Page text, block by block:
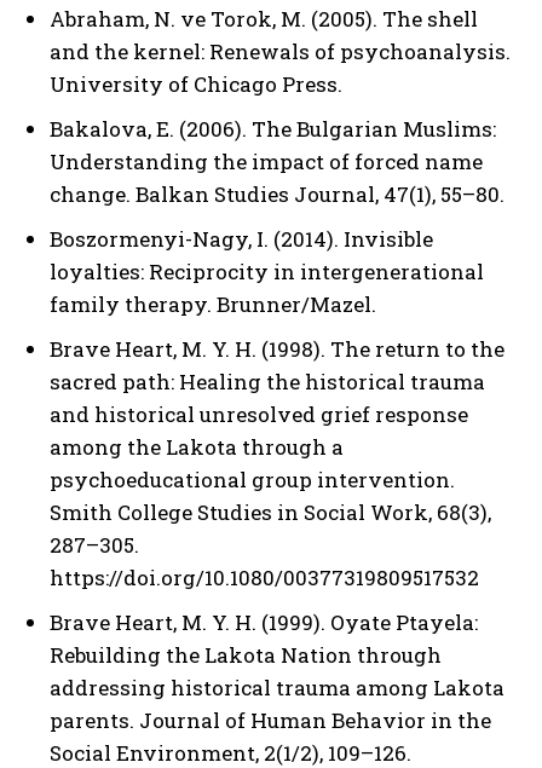
Abraham, N. ve Torok, M. (2005). The shell
and the kernel: Renewals of psychoanalysis.
University of Chicago Press.
Bakalova, E. (2006). The Bulgarian Muslims:
Understanding the impact of forced name
change. Balkan Studies Journal, 47(1), 55–80.
Boszormenyi-Nagy, I. (2014). Invisible
loyalties: Reciprocity in intergenerational
family therapy. Brunner/Mazel.
Brave Heart, M. Y. H. (1998). The return to the
sacred path: Healing the historical trauma
and historical unresolved grief response
among the Lakota through a
psychoeducational group intervention.
Smith College Studies in Social Work, 68(3),
287–305.
https://doi.org/10.1080/00377319809517532
Brave Heart, M. Y. H. (1999). Oyate Ptayela:
Rebuilding the Lakota Nation through
addressing historical trauma among Lakota
parents. Journal of Human Behavior in the
Social Environment, 2(1/2), 109–126.